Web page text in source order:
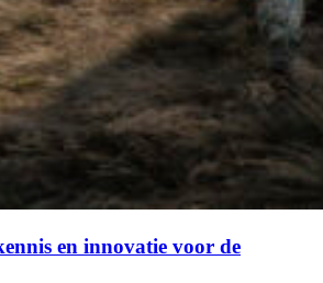
en innovatie voor de